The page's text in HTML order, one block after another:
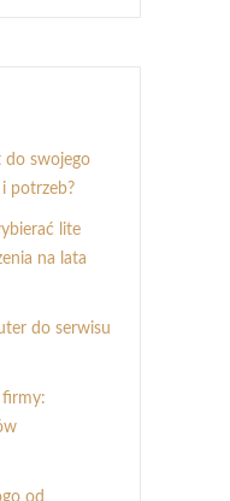
do swojego
potrzeb?
lite
na lata
do serwisu
firmy:
od